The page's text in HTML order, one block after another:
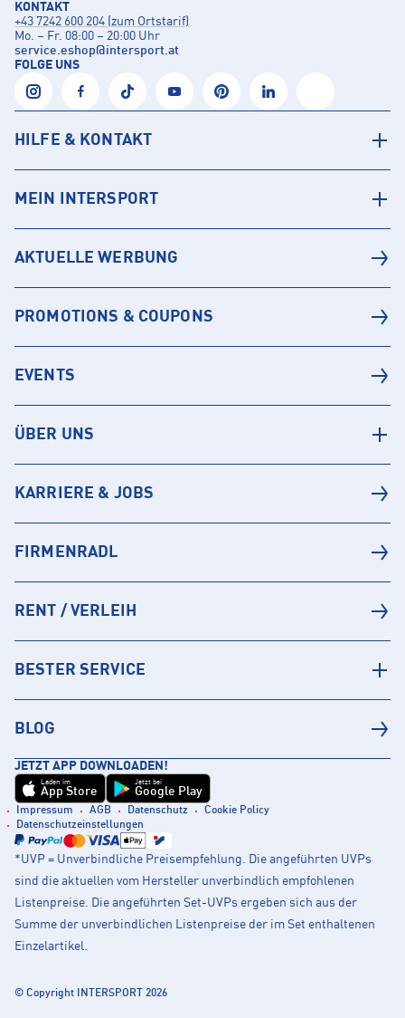
KONTAKT
+43 7242 600 204 (zum Ortstarif)
Mo. – Fr. 08:00 – 20:00 Uhr
service.eshop@intersport.at
FOLGE UNS
HILFE & KONTAKT
MEIN INTERSPORT
AKTUELLE WERBUNG
PROMOTIONS & COUPONS
EVENTS
ÜBER UNS
KARRIERE & JOBS
FIRMENRADL
RENT / VERLEIH
BESTER SERVICE
BLOG
JETZT APP DOWNLOADEN!
Laden im
App Store
Jetzt bei
Google Play
Impressum AGB Datenschutz
Cookie Policy
Datenschutzeinstellungen
*UVP = Unverbindliche Preisempfehlung. Die angeführten UVPs
sind die aktuellen vom Hersteller unverbindlich empfohlenen
Listenpreise. Die angeführten Set-UVPs ergeben sich aus der
Summe der unverbindlichen Listenpreise der im Set enthaltenen
Einzelartikel.
© Copyright INTERSPORT 2026